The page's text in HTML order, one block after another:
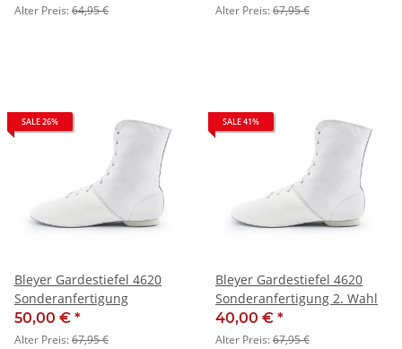
Alter Preis:64,95 € Alter Preis:67,95 €
SALE 26%
Bleyer Gardestiefel 4620
Sonderanfertigung
50,00 € *
Alter Preis:67,95 €
SALE 41%
Bleyer Gardestiefel 4620
Sonderanfertigung 2. Wahl
40,00 € *
Alter Preis:67,95 €